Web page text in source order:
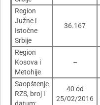
Region
Južne i
Istočne
Srbije
36.167
Region
Kosova i
Metohije
–
Saopštenje
RZS, broj i
40 od
25/02/2016